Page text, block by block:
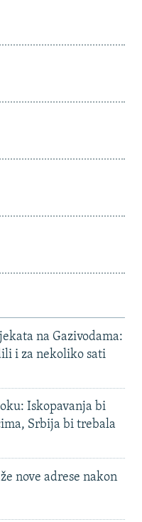
na Gazivodama:
i za nekoliko sati
Iskopavanja bi
Srbija bi trebala
nove adrese nakon